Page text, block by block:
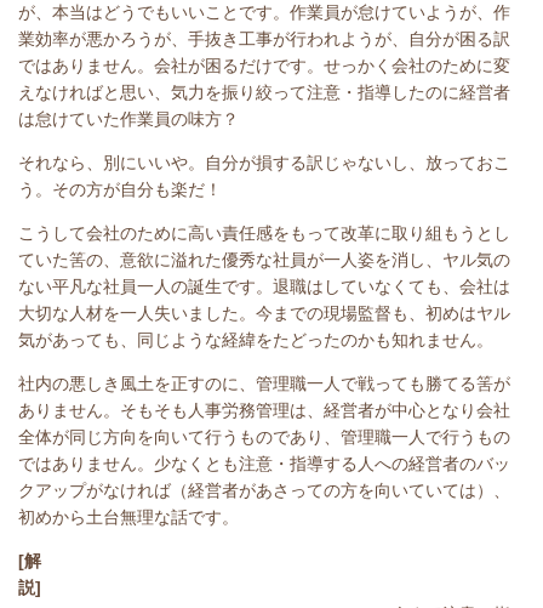
が、本当はどうでもいいことです。作業員が怠けていようが、作
業効率が悪かろうが、手抜き工事が行われようが、自分が困る訳
ではありません。会社が困るだけです。せっかく会社のために変
えなければと思い、気力を振り絞って注意・指導したのに経営者
は怠けていた作業員の味方？
それなら、別にいいや。自分が損する訳じゃないし、放っておこ
う。その方が自分も楽だ！
こうして会社のために高い責任感をもって改革に取り組もうとし
ていた筈の、意欲に溢れた優秀な社員が一人姿を消し、ヤル気の
ない平凡な社員一人の誕生です。退職はしていなくても、会社は
大切な人材を一人失いました。今までの現場監督も、初めはヤル
気があっても、同じような経緯をたどったのかも知れません。
社内の悪しき風土を正すのに、管理職一人で戦っても勝てる筈が
ありません。そもそも人事労務管理は、経営者が中心となり会社
全体が同じ方向を向いて行うものであり、管理職一人で行うもの
ではありません。少なくとも注意・指導する人への経営者のバッ
クアップがなければ（経営者があさっての方を向いていては）、
初めから土台無理な話です。
[解
説]